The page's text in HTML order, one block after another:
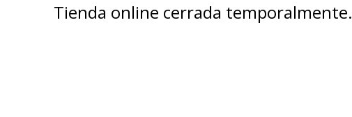
Tienda online cerrada temporalmente.